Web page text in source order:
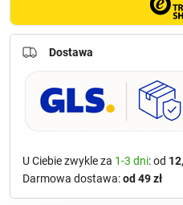
Dostawa
U Ciebie zwykle za 1-3 dni: od
Darmowa dostawa:od 49 zł